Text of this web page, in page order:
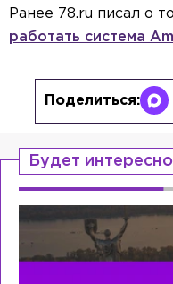
Ранее 78.ru писал о
работать система
Поделиться:
Будет интересно